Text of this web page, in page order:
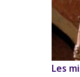
Les